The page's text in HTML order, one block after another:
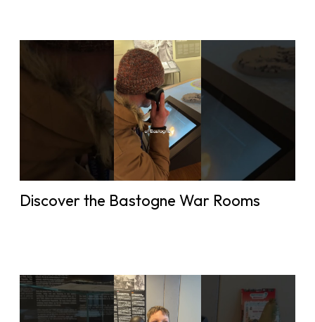
Discover the Bastogne War Rooms